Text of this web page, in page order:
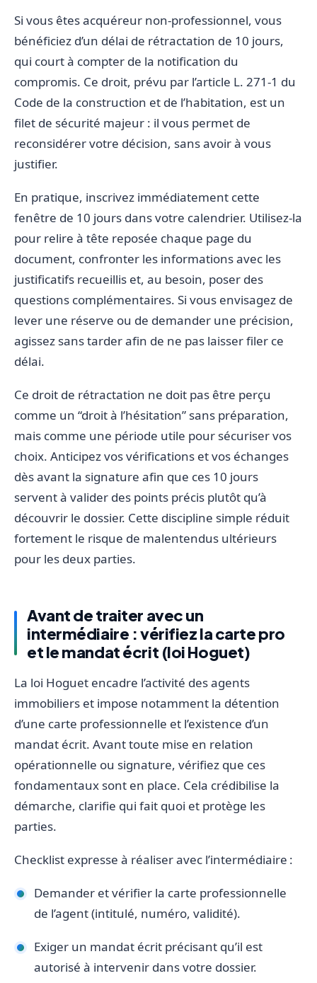
Si vous êtes acquéreur non-professionnel, vous
bénéficiez d’un délai de rétractation de 10 jours,
qui court à compter de la notification du
compromis. Ce droit, prévu par l’article L. 271-1 du
Code de la construction et de l’habitation, est un
filet de sécurité majeur : il vous permet de
reconsidérer votre décision, sans avoir à vous
justifier.
En pratique, inscrivez immédiatement cette
fenêtre de 10 jours dans votre calendrier. Utilisez-la
pour relire à tête reposée chaque page du
document, confronter les informations avec les
justificatifs recueillis et, au besoin, poser des
questions complémentaires. Si vous envisagez de
lever une réserve ou de demander une précision,
agissez sans tarder afin de ne pas laisser filer ce
délai.
Ce droit de rétractation ne doit pas être perçu
comme un “droit à l’hésitation” sans préparation,
mais comme une période utile pour sécuriser vos
choix. Anticipez vos vérifications et vos échanges
dès avant la signature afin que ces 10 jours
servent à valider des points précis plutôt qu’à
découvrir le dossier. Cette discipline simple réduit
fortement le risque de malentendus ultérieurs
pour les deux parties.
Avant de traiter avec un
intermédiaire : vérifiez la carte pro
et le mandat écrit (loi Hoguet)
La loi Hoguet encadre l’activité des agents
immobiliers et impose notamment la détention
d’une carte professionnelle et l’existence d’un
mandat écrit. Avant toute mise en relation
opérationnelle ou signature, vérifiez que ces
fondamentaux sont en place. Cela crédibilise la
démarche, clarifie qui fait quoi et protège les
parties.
Checklist expresse à réaliser avec l’intermédiaire :
Demander et vérifier la carte professionnelle
de l’agent (intitulé, numéro, validité).
Exiger un mandat écrit précisant qu’il est
autorisé à intervenir dans votre dossier.